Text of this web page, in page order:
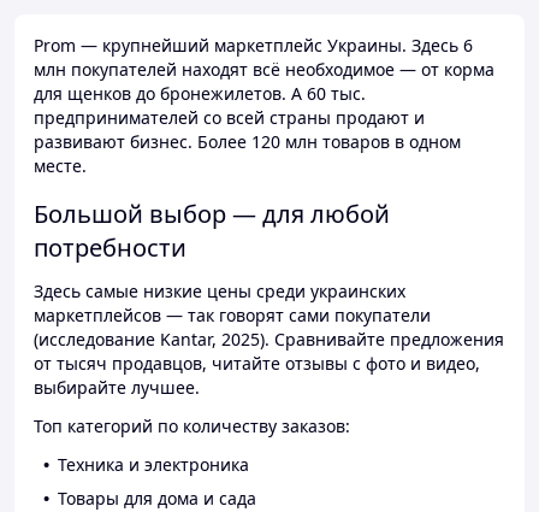
Prom — крупнейший маркетплейс Украины. Здесь 6
млн покупателей находят всё необходимое — от корма
для щенков до бронежилетов. А 60 тыс.
предпринимателей со всей страны продают и
развивают бизнес. Более 120 млн товаров в одном
месте.
Большой выбор — для любой
потребности
Здесь самые низкие цены среди украинских
маркетплейсов — так говорят сами покупатели
(исследование Kantar, 2025). Сравнивайте предложения
от тысяч продавцов, читайте отзывы с фото и видео,
выбирайте лучшее.
Топ категорий по количеству заказов:
Техника и электроника
Товары для дома и сада